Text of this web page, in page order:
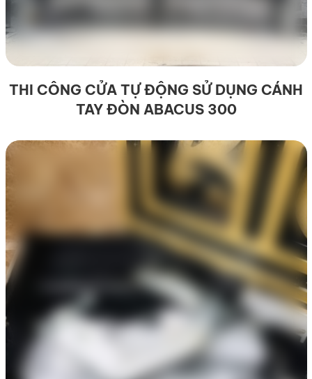
THI CÔNG CỬA TỰ ĐỘNG SỬ DỤNG CÁNH
TAY ĐÒN ABACUS 300